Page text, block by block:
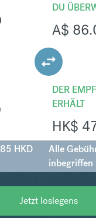
DU
A$
DER
ERHÄLT
HK$
HKD
Alle
inbegriffen
Jetzt loslegens